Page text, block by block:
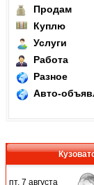
Продам
Куплю
Услуги
Работа
Разное
Авто-